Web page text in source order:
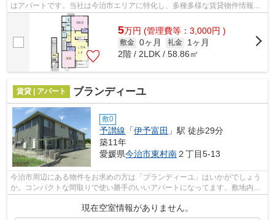
はアパートです。当社は今治市エリアに特化し、多種多様な賃貸物件情報を
豊富に取り扱っています。物件をお探し...
5万円 (管理費等：3,000円 )
敷金 0ヶ月 礼金
1ヶ月
2階 / 2LDK / 58.86㎡
賃貸 | アパート ブランディーユ
敷0
予讃線 「伊予富田 」駅 徒歩29分
築11年
愛媛県今治市東村南２丁目5-13
今治市周辺にある物件をお求めの方は「ブランディーユ」はいかがでしょう
か。コンパクトな間取りで使い勝手のいいアパートになってます。敷地内ご
み置き場は、忙しいあなたにとってマ...
現在空室情報がありません。